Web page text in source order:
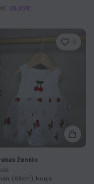
26,92€
0
Ženklo
(68cm), Nauja